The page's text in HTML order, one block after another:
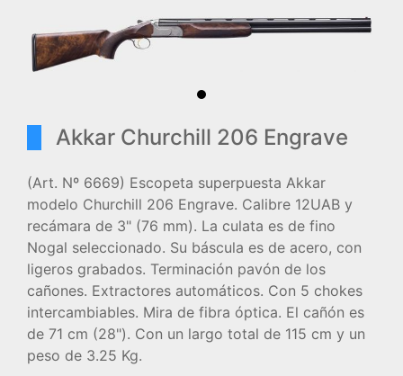
Akkar Churchill 206 Engrave
(Art. Nº 6669) Escopeta superpuesta Akkar
modelo Churchill 206 Engrave. Calibre 12UAB y
recámara de 3" (76 mm). La culata es de fino
Nogal seleccionado. Su báscula es de acero, con
ligeros grabados. Terminación pavón de los
cañones. Extractores automáticos. Con 5 chokes
intercambiables. Mira de fibra óptica. El cañón es
de 71 cm (28"). Con un largo total de 115 cm y un
peso de 3.25 Kg.